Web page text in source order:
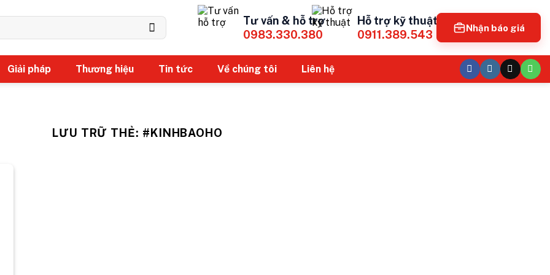
Tư vấn & hỗ trợ
0983.330.380
Hỗ trợ kỹ thuật
0911.389.543
Nhận báo giá
Giải pháp Thương hiệu Tin tức Về chúng tôi Liên hệ
LƯU TRỮ THẺ: #KINHBAOHO